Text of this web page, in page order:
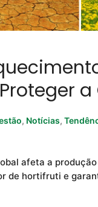
, Notícias,
afeta a
de hortifruti e